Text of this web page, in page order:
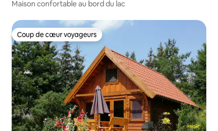
Maison confortable au bord du lac
Coup de cœur voyageurs
Coup de cœur voyageurs